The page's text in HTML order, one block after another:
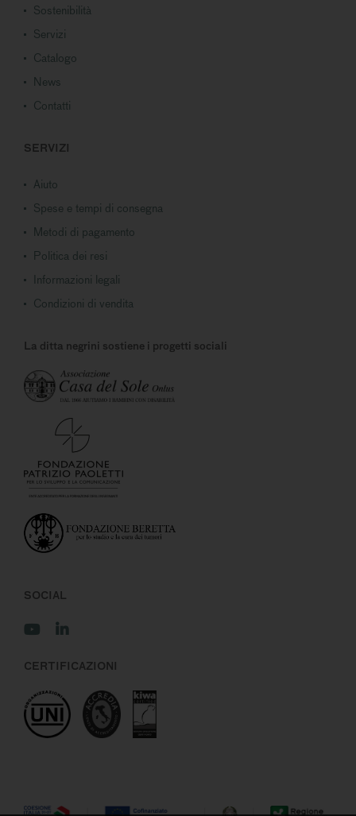
Sostenibilità
Servizi
Catalogo
News
Contatti
SERVIZI
Aiuto
Spese e tempi di consegna
Metodi di pagamento
Politica dei resi
Informazioni legali
Condizioni di vendita
La ditta negrini sostiene i progetti sociali
SOCIAL
CERTIFICAZIONI